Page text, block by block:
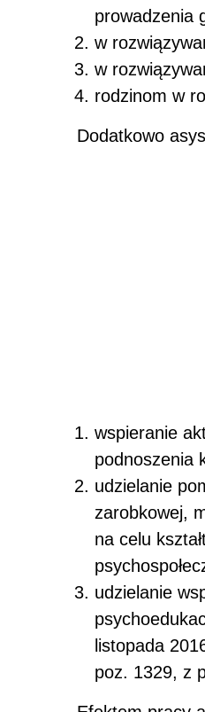
prowadzenia
w
w
rodzinom w
Dodatkowo
wspieranie
podnoszenia
udzielanie
zarobkowej,
na celu
udzielanie
listopada
poz. 1329, z